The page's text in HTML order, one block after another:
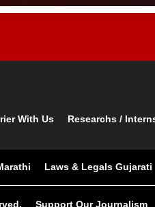
With Us Researchs /
Laws & Legals Gujarati
Support Our Journalism